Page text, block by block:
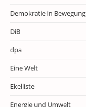
Demokratie in Bewegung
DiB
dpa
Eine Welt
Ekelliste
Energie und Umwelt